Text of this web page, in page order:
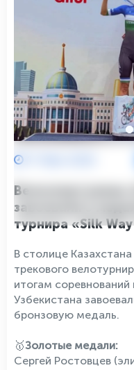
Велоспортсмены
завоевали 5
турнира «Silk
В столице
трекового
итогам
Узбекистана
бронзовую медаль.
🥇Золотые медали:
Сергей Ростовцев